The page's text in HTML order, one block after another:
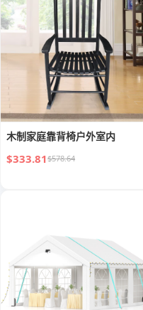
木制家庭靠背椅户外室内
$333.81$578.64